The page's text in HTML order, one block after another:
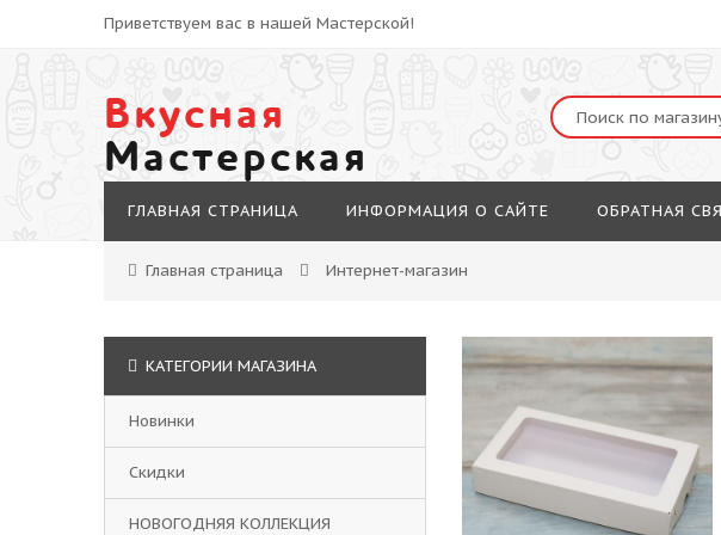
Приветствуем вас в нашей Мастерской!
Вкусная
Мастерская
ГЛАВНАЯ СТРАНИЦА ИНФОРМАЦИЯ О САЙТЕ ОБРАТНАЯ
Главная страница Интернет-магазин
КАТЕГОРИИ МАГАЗИНА
Новинки
Скидки
НОВОГОДНЯЯ КОЛЛЕКЦИЯ